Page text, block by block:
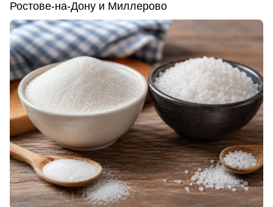
Ростове-на-Дону и Миллерово